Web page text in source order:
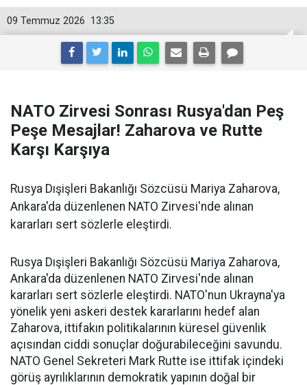
13:35
09 Temmuz 2026
NATO Zirvesi Sonrası Rusya'dan Peş
Peşe Mesajlar! Zaharova ve Rutte
Karşı Karşıya
Rusya Dışişleri Bakanlığı Sözcüsü Mariya Zaharova,
Ankara'da düzenlenen NATO Zirvesi'nde alınan
kararları sert sözlerle eleştirdi.
Rusya Dışişleri Bakanlığı Sözcüsü Mariya Zaharova,
Ankara'da düzenlenen NATO Zirvesi'nde alınan
kararları sert sözlerle eleştirdi. NATO'nun Ukrayna'ya
yönelik yeni askeri destek kararlarını hedef alan
Zaharova, ittifakın politikalarının küresel güvenlik
açısından ciddi sonuçlar doğurabileceğini savundu.
NATO Genel Sekreteri Mark Rutte ise ittifak içindeki
görüş ayrılıklarının demokratik yapının doğal bir